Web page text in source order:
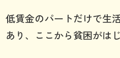
低賃金のパートだけで生
あり、ここから貧困がは